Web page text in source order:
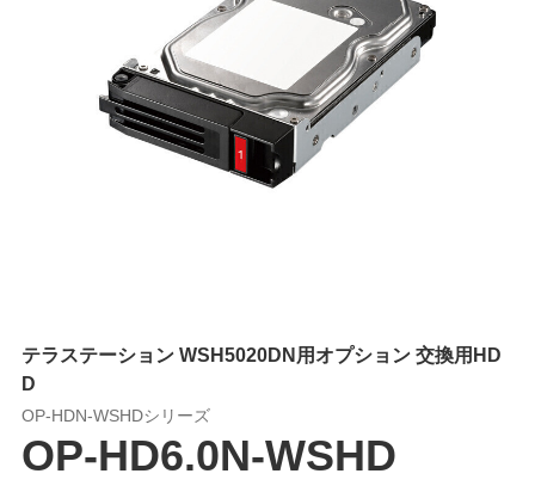
テラステーション WSH5020DN用オプション 交換用HD
D
OP-HDN-WSHDシリーズ
OP-HD6.0N-WSHD